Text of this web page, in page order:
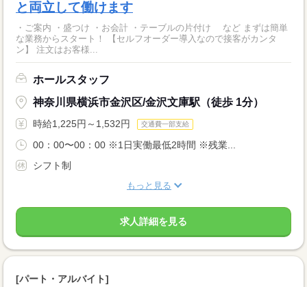
と両立して働けます
・ご案内 ・盛つけ ・お会計 ・テーブルの片付け など まずは簡単
な業務からスタート！ 【セルフオーダー導入なので接客がカンタ
ン】 注文はお客様...
ホールスタッフ
神奈川県横浜市金沢区/金沢文庫駅（徒歩 1分）
時給1,225円～1,532円 交通費一部支給
00：00〜00：00 ※1日実働最低2時間 ※残業...
シフト制
もっと見る
求人詳細を見る
[パート・アルバイト]